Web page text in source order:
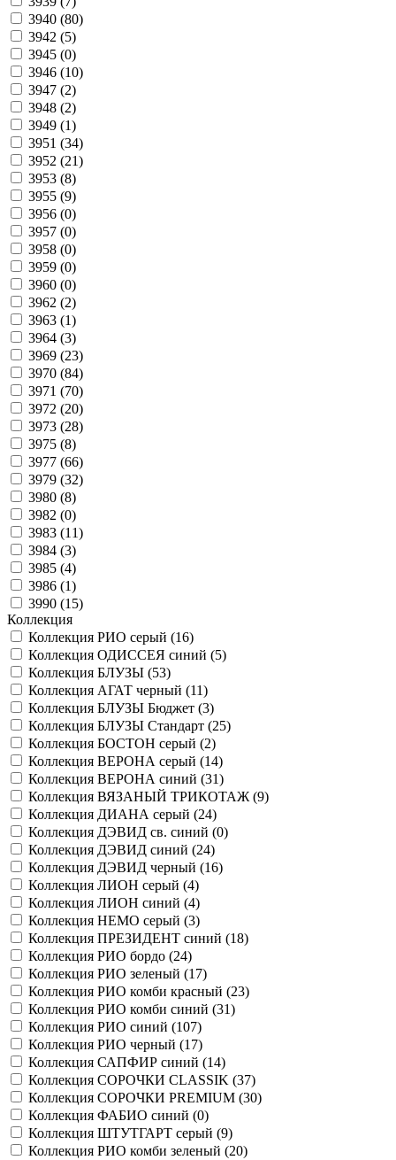
3940 (80)
3942 (5)
3945 (0)
3946 (10)
3947 (2)
3948 (2)
3949 (1)
3951 (34)
3952 (21)
3953 (8)
3955 (9)
3956 (0)
3957 (0)
3958 (0)
3959 (0)
3960 (0)
3962 (2)
3963 (1)
3964 (3)
3969 (23)
3970 (84)
3971 (70)
3972 (20)
3973 (28)
3975 (8)
3977 (66)
3979 (32)
3980 (8)
3982 (0)
3983 (11)
3984 (3)
3985 (4)
3986 (1)
3990 (15)
Коллекция
Коллекция РИО серый (16)
Коллекция ОДИССЕЯ синий (5)
Коллекция БЛУЗЫ (53)
Коллекция АГАТ черный (11)
Коллекция БЛУЗЫ Бюджет (3)
Коллекция БЛУЗЫ Стандарт (25)
Коллекция БОСТОН серый (2)
Коллекция ВЕРОНА серый (14)
Коллекция ВЕРОНА синий (31)
Коллекция ВЯЗАНЫЙ ТРИКОТАЖ (9)
Коллекция ДИАНА серый (24)
Коллекция ДЭВИД св. синий (0)
Коллекция ДЭВИД синий (24)
Коллекция ДЭВИД черный (16)
Коллекция ЛИОН серый (4)
Коллекция ЛИОН синий (4)
Коллекция НЕМО серый (3)
Коллекция ПРЕЗИДЕНТ синий (18)
Коллекция РИО бордо (24)
Коллекция РИО зеленый (17)
Коллекция РИО комби красный (23)
Коллекция РИО комби синий (31)
Коллекция РИО синий (107)
Коллекция РИО черный (17)
Коллекция САПФИР синий (14)
Коллекция СОРОЧКИ CLASSIK (37)
Коллекция СОРОЧКИ PREMIUM (30)
Коллекция ФАБИО синий (0)
Коллекция ШТУТГАРТ серый (9)
Коллекция РИО комби зеленый (20)